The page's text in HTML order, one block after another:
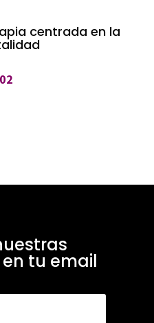
centrada en la
tu email